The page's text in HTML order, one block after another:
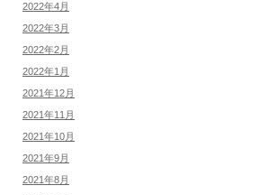
2022年4月
2022年3月
2022年2月
2022年1月
2021年12月
2021年11月
2021年10月
2021年9月
2021年8月